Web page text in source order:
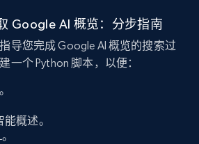
Google AI 概览：分步指南
导您完成 Google AI 概览的搜索过
一个 Python 脚本，以便：
概述。